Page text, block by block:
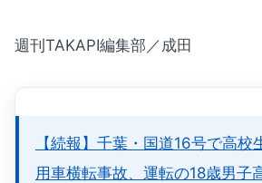
週刊TAKAPI編集部／成田
【続報】千葉・国道16号で高
用車横転事故、運転の18歳男子